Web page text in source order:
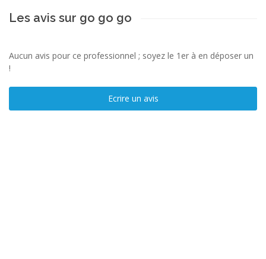
Les avis sur go go go
Aucun avis pour ce professionnel ; soyez le 1er à en déposer un
!
Ecrire un avis